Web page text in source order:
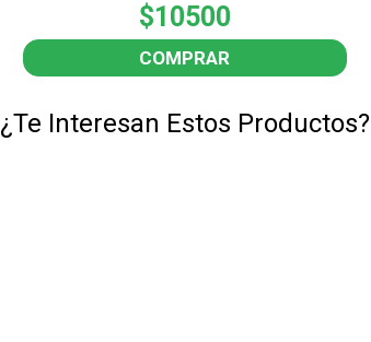
$10500
COMPRAR
¿Te Interesan Estos Productos?